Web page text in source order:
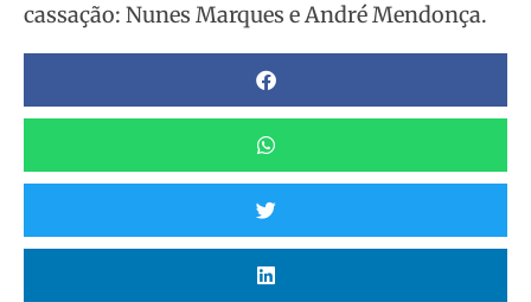
cassação: Nunes Marques e André Mendonça.